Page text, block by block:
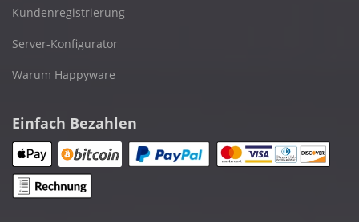
Kundenregistrierung
Server-Konfigurator
Warum Happyware
Einfach Bezahlen